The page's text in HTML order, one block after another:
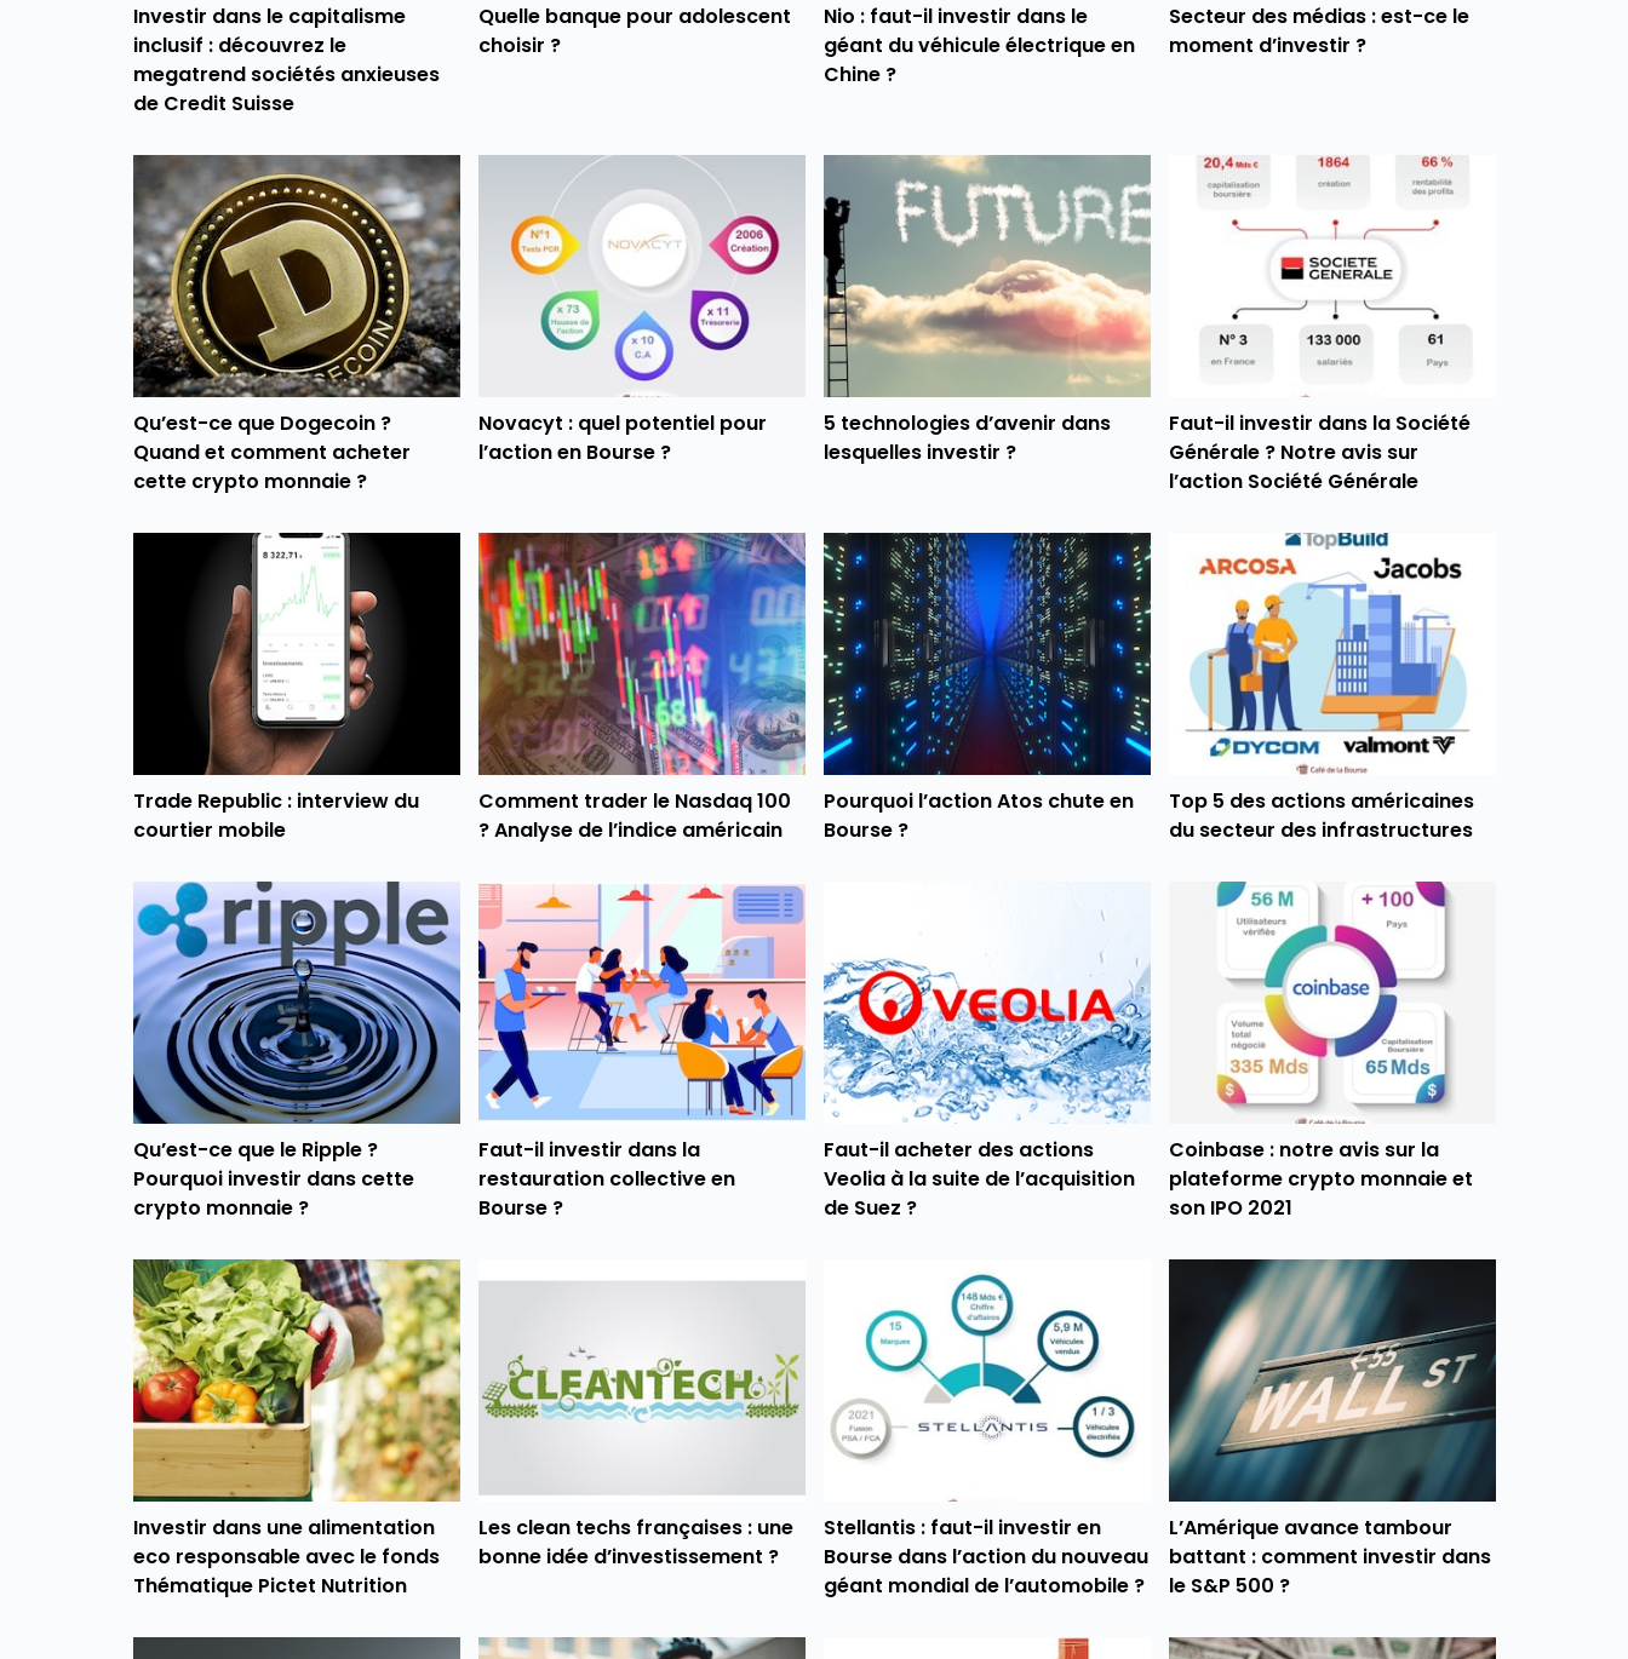
Investir dans le capitalisme
inclusif : découvrez le
megatrend sociétés anxieuses
de Credit Suisse
Quelle banque pour adolescent
choisir ?
Nio : faut-il investir dans le
géant du véhicule électrique en
Chine ?
Secteur des médias : est-ce le
moment d’investir ?
Qu’est-ce que Dogecoin ?
Quand et comment acheter
cette crypto monnaie ?
Novacyt : quel potentiel pour
l’action en Bourse ?
5 technologies d’avenir dans
lesquelles investir ?
Faut-il investir dans la Société
Générale ? Notre avis sur
l’action Société Générale
Trade Republic : interview du
courtier mobile
Comment trader le Nasdaq 100
? Analyse de l’indice américain
Pourquoi l’action Atos chute en
Bourse ?
Top 5 des actions américaines
du secteur des infrastructures
Qu’est-ce que le Ripple ?
Pourquoi investir dans cette
crypto monnaie ?
Faut-il investir dans la
restauration collective en
Bourse ?
Faut-il acheter des actions
Veolia à la suite de l’acquisition
de Suez ?
Coinbase : notre avis sur la
plateforme crypto monnaie et
son IPO 2021
Investir dans une alimentation
eco responsable avec le fonds
Thématique Pictet Nutrition
Les clean techs françaises : une
bonne idée d’investissement ?
Stellantis : faut-il investir en
Bourse dans l’action du nouveau
géant mondial de l’automobile ?
L’Amérique avance tambour
battant : comment investir dans
le S&P 500 ?